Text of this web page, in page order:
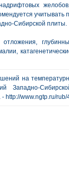
учитывать
Сибирской плиты.
отложения,
на
Западно-
http://www.ngtp.ru/